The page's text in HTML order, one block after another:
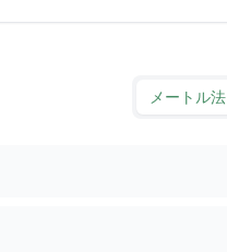
メートル法